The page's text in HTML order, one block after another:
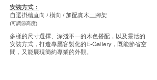
安裝方式：
自選掛牆直向 / 橫向 / 加配實木三腳架
(可調節高度)
多樣的尺寸選擇、深淺不一的木色搭配，以及靈活的
安裝方式，打造專屬客製化的E-Gallery，既能節省空
間，又能展現簡約專業的外觀。